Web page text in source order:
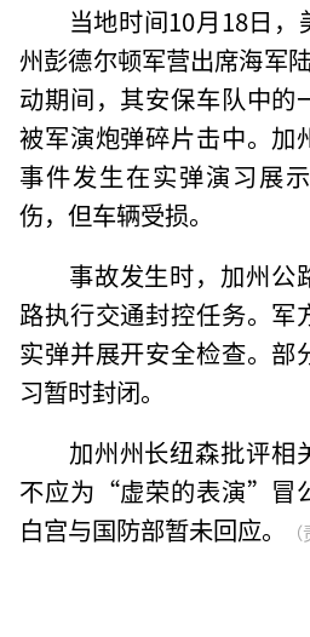
当地时间10月18日
州彭德尔顿军营出席海军
动期间，其安保车队中的
被军演炮弹碎片击中。加
事件发生在实弹演习展
伤，但车辆受损。
事故发生时，加州公
路执行交通封控任务。军
实弹并展开安全检查。部
习暂时封闭。
加州州长纽森批评
不应为“虚荣的表演”冒
白宫与国防部暂未回应。